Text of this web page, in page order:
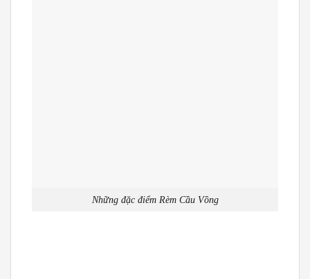
Những đặc điểm Rèm Cầu Vồng